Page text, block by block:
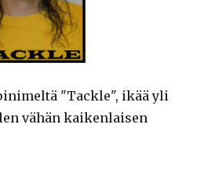
"Tackle", ikää yli
vähän kaikenlaisen